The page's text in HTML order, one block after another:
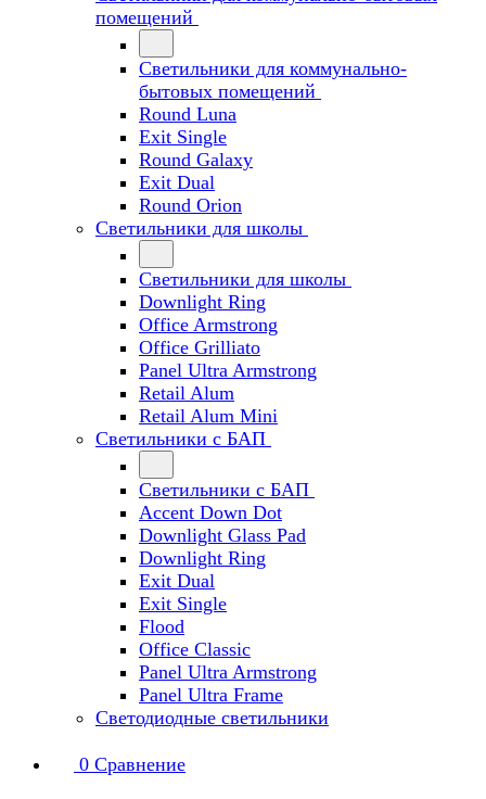
помещений
Светильники для коммунально-
бытовых помещений
Round Luna
Exit Single
Round Galaxy
Exit Dual
Round Orion
Светильники для школы
Светильники для школы
Downlight Ring
Office Armstrong
Office Grilliato
Panel Ultra Armstrong
Retail Alum
Retail Alum Mini
Светильники с БАП
Светильники с БАП
Accent Down Dot
Downlight Glass Pad
Downlight Ring
Exit Dual
Exit Single
Flood
Office Classic
Panel Ultra Armstrong
Panel Ultra Frame
Светодиодные светильники
0 Сравнение